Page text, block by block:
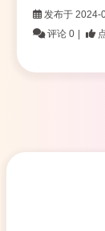
发布于 2024-
评论 0